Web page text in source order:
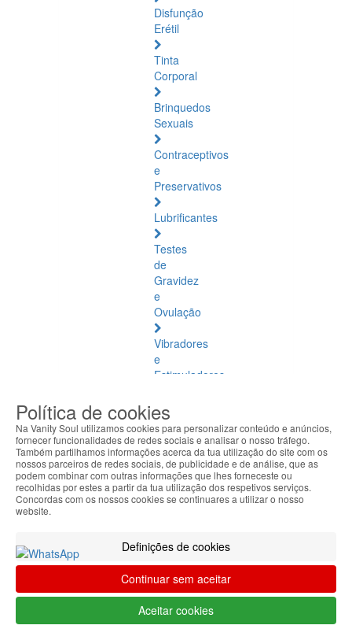
Disfunção
Erétil
Tinta
Corporal
Brinquedos
Sexuais
Contraceptivos
e
Preservativos
Lubrificantes
Testes
de
Gravidez
e
Ovulação
Vibradores
e
Estimuladores
Saúde
Natural
Saúde
Natural
Ver
todos
Báltico
Articulações
e
Músculos
Política de cookies
Na Vanity Soul utilizamos cookies para personalizar conteúdo e anúncios,
fornecer funcionalidades de redes sociais e analisar o nosso tráfego.
Também partilhamos informações acerca da tua utilização do site com os
nossos parceiros de redes sociais, de publicidade e de análise, que as
podem combinar com outras informações que lhes forneceste ou
recolhidas por estes a partir da tua utilização dos respetivos serviços.
Concordas com os nossos cookies se continuares a utilizar o nosso
website.
Definições de cookies
Continuar sem aceitar
Aceitar cookies